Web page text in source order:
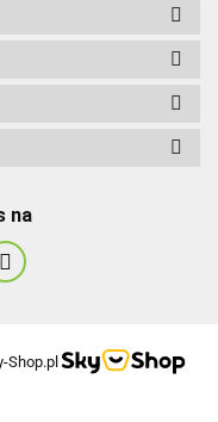
na
Shop.pl